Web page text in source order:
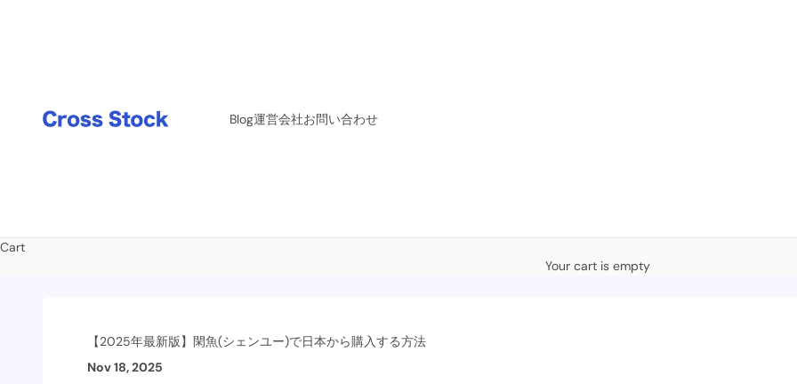
Cross Stock Blog運営会社お問い合わせ
Cart
Your cart is empty
【2025年最新版】閑魚(シェンユー)で日本から購入する方法
Nov 18, 2025